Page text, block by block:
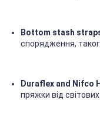
Bottom stash
спорядження,
Duraflex and Nifco
пряжки від